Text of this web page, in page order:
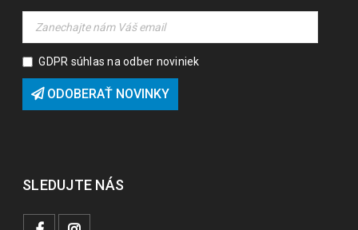
GDPR súhlas na odber noviniek
ODOBERAŤ NOVINKY
SLEDUJTE NÁS